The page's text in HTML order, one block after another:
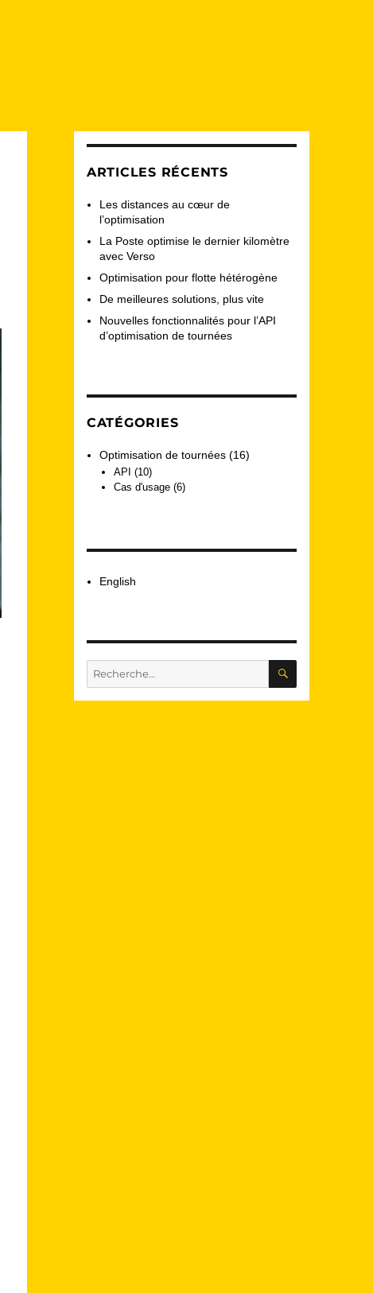
ARTICLES RÉCENTS
Les distances au cœur de
l’optimisation
La Poste optimise le dernier kilomètre
avec Verso
Optimisation pour flotte hétérogène
De meilleures solutions, plus vite
Nouvelles fonctionnalités pour l’API
d’optimisation de tournées
CATÉGORIES
Optimisation de tournées (16)
API (10)
Cas d'usage (6)
English
Recherche
pour :
RECHERCHE